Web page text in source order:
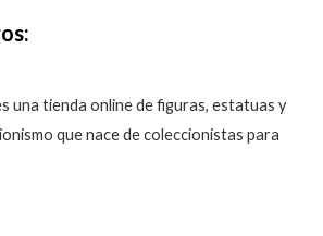
una tienda online de figuras, estatuas y
que nace de coleccionistas para